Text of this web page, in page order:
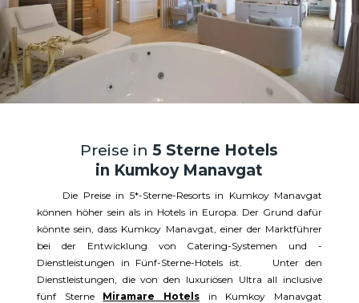
Preise in5 Sterne Hotels
in Kumkoy Manavgat
Die Preise in 5*-Sterne-Resorts in Kumkoy Manavgat
können höher sein als in Hotels in Europa. Der Grund dafür
könnte sein, dass Kumkoy Manavgat, einer der Marktführer
bei der Entwicklung von Catering-Systemen und -
Dienstleistungen in Fünf-Sterne-Hotels ist. Unter den
Dienstleistungen, die von den luxuriösen Ultra all inclusive
fünf Sterne Miramare Hotels in Kumkoy Manavgat